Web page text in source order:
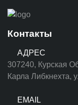
Контакты
АДРЕС
307240, Курская
Карла Либкнехта,
EMAIL